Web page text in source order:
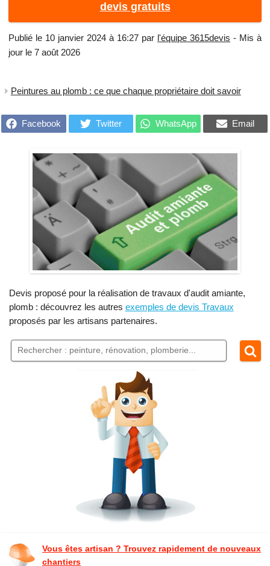
devis gratuits
Publié le 10 janvier 2024 à 16:27 par l'équipe 3615devis - Mis à
jour le 7 août 2026
Peintures au plomb : ce que chaque propriétaire doit savoir
Facebook Twitter WhatsApp Email
Devis proposé pour la réalisation de travaux d'audit amiante,
plomb : découvrez les autres exemples de devis Travaux
proposés par les artisans partenaires.
Vous êtes artisan ? Trouvez rapidement de nouveaux
chantiers